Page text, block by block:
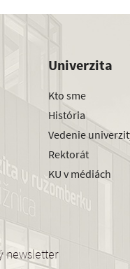
Univerzita
Kto sme
História
Vedenie
Rektorát
KU v médiách
newsletter